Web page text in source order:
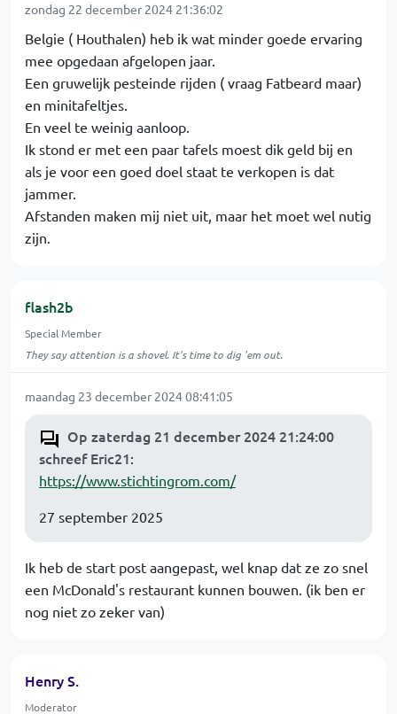
zondag 22 december 2024 21:36:02
Belgie ( Houthalen) heb ik wat minder goede ervaring
mee opgedaan afgelopen jaar.
Een gruwelijk pesteinde rijden ( vraag Fatbeard maar)
en minitafeltjes.
En veel te weinig aanloop.
Ik stond er met een paar tafels moest dik geld bij en
als je voor een goed doel staat te verkopen is dat
jammer.
Afstanden maken mij niet uit, maar het moet wel nutig
zijn.
flash2b
Special Member
They say attention is a shovel. It's time to dig 'em out.
maandag 23 december 2024 08:41:05
Op zaterdag 21 december 2024 21:24:00
schreef Eric21:
https://www.stichtingrom.com/
27 september 2025
Ik heb de start post aangepast, wel knap dat ze zo snel
een McDonald's restaurant kunnen bouwen. (ik ben er
nog niet zo zeker van)
Henry S.
Moderator